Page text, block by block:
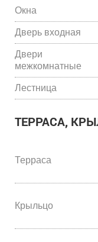
Окна
Дверь входная
Двери
межкомнатные
Лестница
ТЕРРАСА,
Терраса
Крыльцо